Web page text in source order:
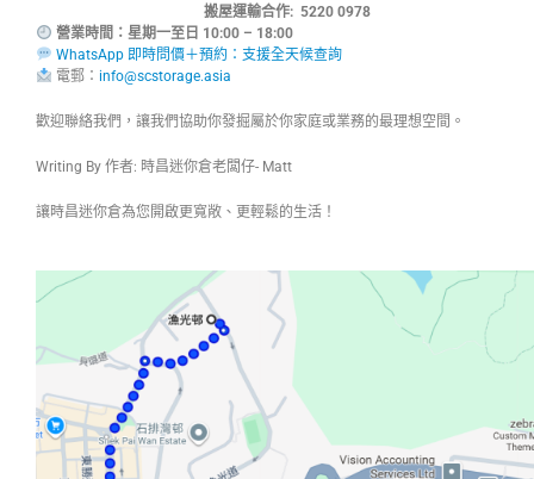
搬屋運輸合作: 5220 0978
營業時間：星期一至日 10:00 – 18:00
WhatsApp 即時問價＋預約：支援全天候查詢
電郵： info@scstorage.asia
歡迎聯絡我們，讓我們協助你發掘屬於你家庭或業務的最理想空間。
Writing By 作者: 時昌迷你倉老闆仔- Matt
讓時昌迷你倉為您開啟更寬敞、更輕鬆的生活！